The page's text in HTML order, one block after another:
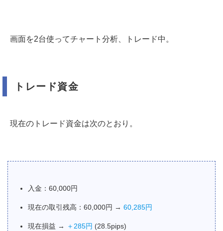
画面を2台使ってチャート分析、トレード中。
トレード資金
現在のトレード資金は次のとおり。
入金：60,000円
現在の取引残高：60,000円 → 60,285円
現在損益 → ＋285円 (28.5pips)